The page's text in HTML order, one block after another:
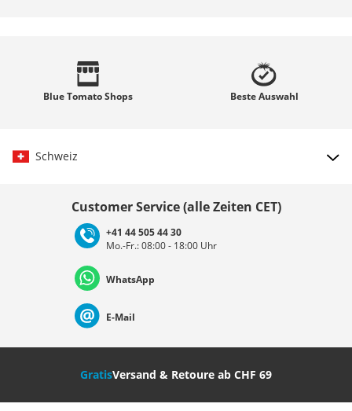
Blue TomatoShops BesteAuswahl
Schweiz
Deutschland Österreich
Nederland Italia (Italiano) Italien (Deutsch)
Customer Service (alle Zeiten CET)
+41 44 505 44 30
Mo.-Fr.: 08:00 - 18:00 Uhr
WhatsApp
E-Mail
GratisVersand & Retoure ab CHF 69